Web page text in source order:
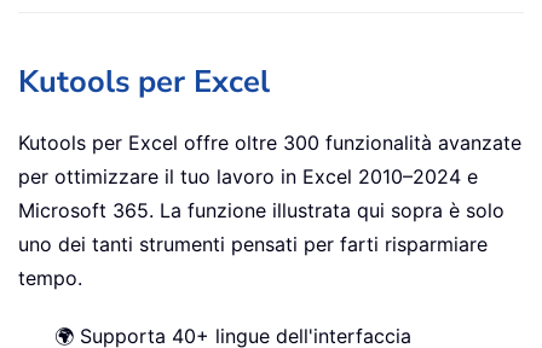
Kutools per Excel
Kutools per Excel offre oltre 300 funzionalità avanzate
per ottimizzare il tuo lavoro in Excel 2010–2024 e
Microsoft 365. La funzione illustrata qui sopra è solo
uno dei tanti strumenti pensati per farti risparmiare
tempo.
🌍 Supporta 40+ lingue dell'interfaccia